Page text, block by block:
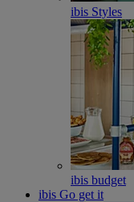
ibis Styles
ibis budget
ibis Go get it